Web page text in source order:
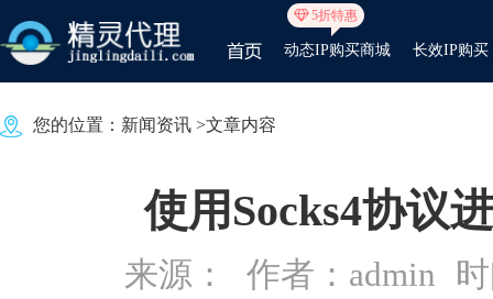
5折特惠
动态IP购买商城 长效IP购买
您的位置： 新闻资讯 >文章内容
使用Socks4协议
来源： 作者：admin